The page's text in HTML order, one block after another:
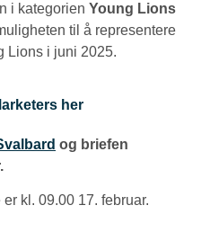
i kategorien Young Lions
til å representere
Lions i juni 2025.
her
og briefen
kl. 09.00 17. februar.